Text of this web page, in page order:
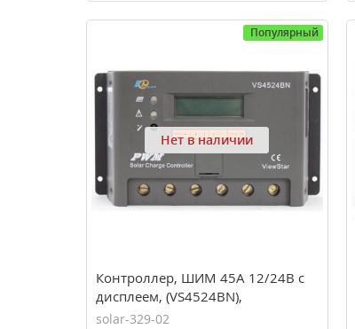
Популярный
Нет в наличии
Контроллер, ШИМ 45А 12/24В с
дисплеем, (VS4524BN),
EPsolar(EPEVER)
solar-329-02